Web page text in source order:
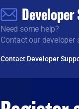
Need some help?
Contact our developer
Contact Developer